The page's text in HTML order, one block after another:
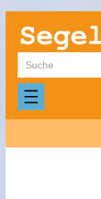
Zum
Inhalt
springen
Suchen